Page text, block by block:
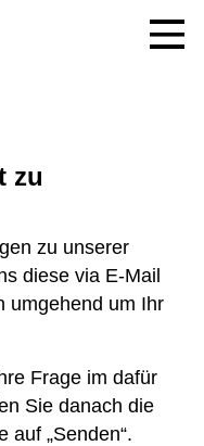
zu
zu unserer
diese via E-Mail
umgehend um Ihr
Frage im dafür
Sie danach die
auf „Senden“.